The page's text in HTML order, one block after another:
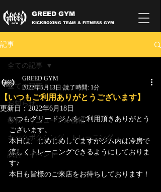
GREED GYM
KICKBOXING TEAM & FITNESS GYM
記事
全ての記事
お知らせ
移転・リニューアル情報
キックボクシング・トレーニング
試合・イベント
全ての記事
【いつもご利用ありがとうございます】
GREED GYM
2022年5月13日 読了時間: 1分
更新日：2022年6月18日
いつもグリードジムをご利用頂きありがとう
ございます。
本日は、じめじめしてますがジム内は冷房で
涼しくトレーニングできるようにしておりま
す♪
本日も皆様のご来店をお待ちしております！